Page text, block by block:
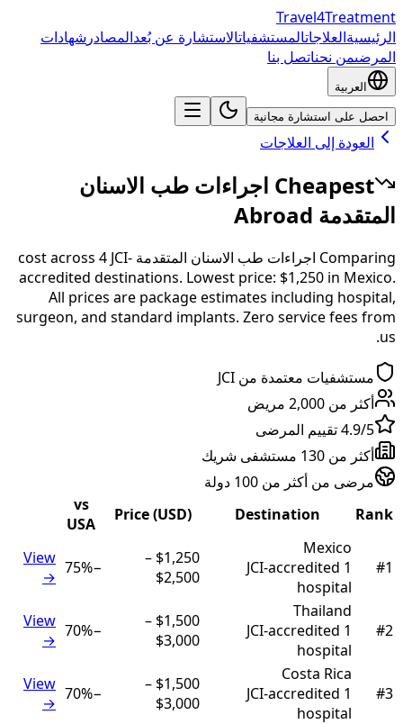
Travel4Treatment
الرئيسيةالعلاجاتالمستشفياتالاستشارة عن بُعدالمصادر شهادات
المرضىمن نحناتصل بنا
العربية
احصل على استشارة مجانية
العودة إلى العلاجات
Cheapest اجراءات طب الاسنان
المتقدمة
Comparing اجراءات طب الاسنان المتقدمة 4 JCI-
accredited destinations. Lowest price: $1,250 in Mexico.
All prices are package estimates including hospital,
surgeon, and standard implants. Zero service fees from
us.
مستشفيات معتمدة من JCI
أكثر من 2,000 مريض
4.9/5 تقييم المرضى
أكثر من 130 مستشفى شريك
مرضى من أكثر من 100 دولة
Rank
Destination
Price (USD)
vs
USA
#1
Mexico
1
JCI-accredited
hospital
$1,250
–
$2,500
−
75%
View
→
#2
Thailand
1
JCI-accredited
hospital
$1,500
–
$3,000
−
70%
View
→
#3
Costa Rica
1
JCI-accredited
hospital
$1,500
–
$3,000
−
70%
View
→